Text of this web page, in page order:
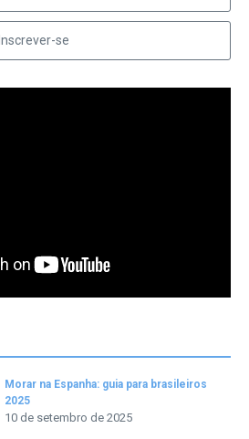
Inscrever-se
Morar na Espanha: guia para brasileiros
2025
10 de setembro de 2025